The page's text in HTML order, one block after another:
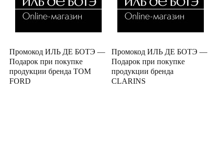
Промокод ИЛЬ ДЕ БОТЭ —
Подарок при покупке
продукции бренда TOM
FORD
Промокод ИЛЬ ДЕ БОТЭ —
Подарок при покупке
продукции бренда
CLARINS